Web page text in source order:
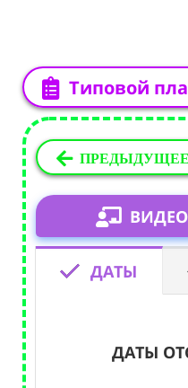
Типовой
ВИДЕО
ДАТЫ
ДАТЫ